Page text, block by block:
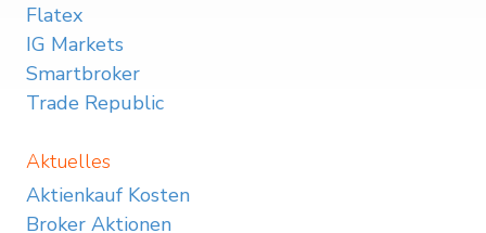
Flatex
IG Markets
Smartbroker
Trade Republic
Aktuelles
Aktienkauf Kosten
Broker Aktionen